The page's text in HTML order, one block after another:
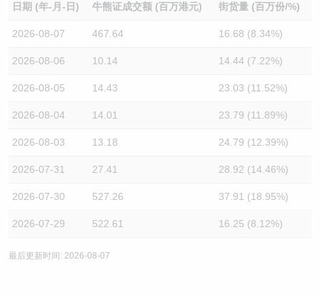
日期 (年-月-日) 牛熊证成交额 (百万港元) 街货量 (百万份/%)
2026-08-07 467.64 16.68 (8.34%)
2026-08-06 10.14 14.44 (7.22%)
2026-08-05 14.43 23.03 (11.52%)
2026-08-04 14.01 23.79 (11.89%)
2026-08-03 13.18 24.79 (12.39%)
2026-07-31 27.41 28.92 (14.46%)
2026-07-30 527.26 37.91 (18.95%)
2026-07-29 522.61 16.25 (8.12%)
最后更新时间: 2026-08-07